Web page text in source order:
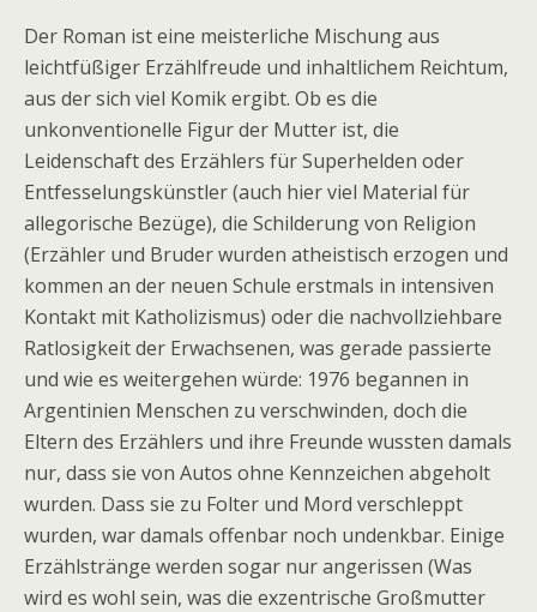
Der Roman ist eine meisterliche Mischung aus
leichtfüßiger Erzählfreude und inhaltlichem Reichtum,
aus der sich viel Komik ergibt. Ob es die
unkonventionelle Figur der Mutter ist, die
Leidenschaft des Erzählers für Superhelden oder
Entfesselungskünstler (auch hier viel Material für
allegorische Bezüge), die Schilderung von Religion
(Erzähler und Bruder wurden atheistisch erzogen und
kommen an der neuen Schule erstmals in intensiven
Kontakt mit Katholizismus) oder die nachvollziehbare
Ratlosigkeit der Erwachsenen, was gerade passierte
und wie es weitergehen würde: 1976 begannen in
Argentinien Menschen zu verschwinden, doch die
Eltern des Erzählers und ihre Freunde wussten damals
nur, dass sie von Autos ohne Kennzeichen abgeholt
wurden. Dass sie zu Folter und Mord verschleppt
wurden, war damals offenbar noch undenkbar. Einige
Erzählstränge werden sogar nur angerissen (Was
wird es wohl sein, was die exzentrische Großmutter